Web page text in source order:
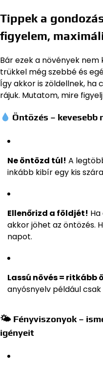
Tippek a
figyelem,
Bár ezek a növények
trükkel még szebbé és
Így akkor is zöldellnek, ha
rájuk. Mutatom, mire
Öntözés – kevesebb
Ne öntözd túl! A
inkább kibír egy kis
Ellenőrizd a földjét!
akkor jöhet az öntözés.
napot.
Lassú növés = ritkább
anyósnyelv például
🌤 Fényviszonyok –
igényeit